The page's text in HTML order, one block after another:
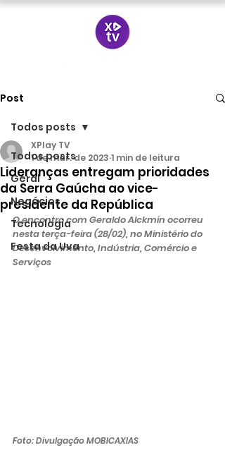
Post
Todos posts
Geral
Negócios
Tecnologia
Festa da Uva
Todos posts
Lideranças entregam prioridades
da Serra Gaúcha ao vice-
presidente da República
XPlay TV
1 de mar. de 2023 1 min de leitura
O encontro com Geraldo Alckmin ocorreu
nesta terça-feira (28/02), no Ministério do
Desenvolvimento, Indústria, Comércio e
Serviços
Foto: Divulgação MOBICAXIAS